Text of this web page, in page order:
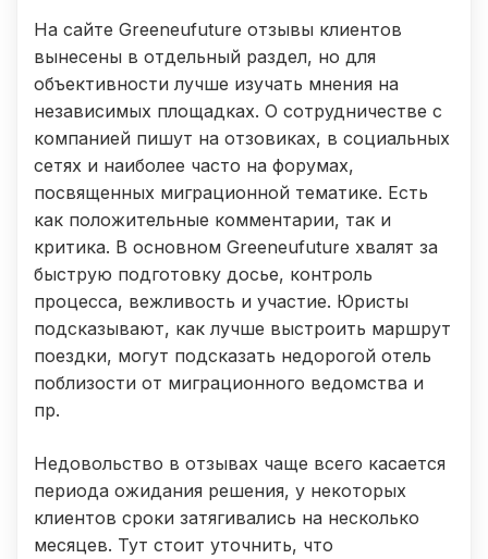
На сайте Greeneufuture отзывы клиентов
вынесены в отдельный раздел, но для
объективности лучше изучать мнения на
независимых площадках. О сотрудничестве с
компанией пишут на отзовиках, в социальных
сетях и наиболее часто на форумах,
посвященных миграционной тематике. Есть
как положительные комментарии, так и
критика. В основном Greeneufuture хвалят за
быструю подготовку досье, контроль
процесса, вежливость и участие. Юристы
подсказывают, как лучше выстроить маршрут
поездки, могут подсказать недорогой отель
поблизости от миграционного ведомства и
пр.
Недовольство в отзывах чаще всего касается
периода ожидания решения, у некоторых
клиентов сроки затягивались на несколько
месяцев. Тут стоит уточнить, что